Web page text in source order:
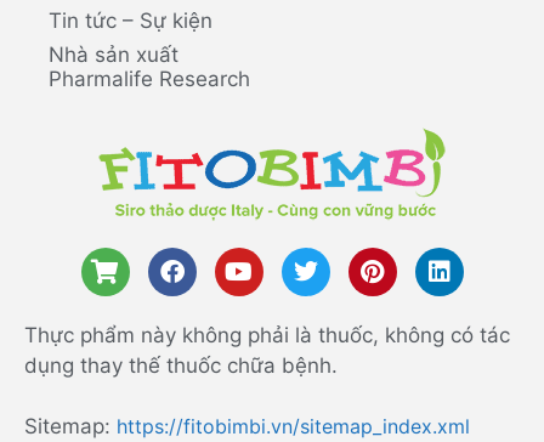
Tin tức – Sự kiện
Nhà sản xuất
Pharmalife Research
Thực phẩm này không phải là thuốc, không có tác
dụng thay thế thuốc chữa bệnh.
Sitemap: https://fitobimbi.vn/sitemap_index.xml